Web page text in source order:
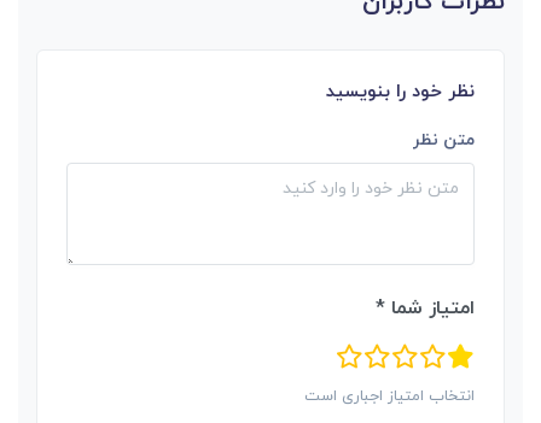
نظر خود را بنویسید
متن نظر
امتیاز شما *
انتخاب امتیاز اجباری است